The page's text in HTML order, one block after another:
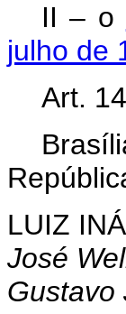
II – o
julho de
Art.
LUIZ
José
Gustavo